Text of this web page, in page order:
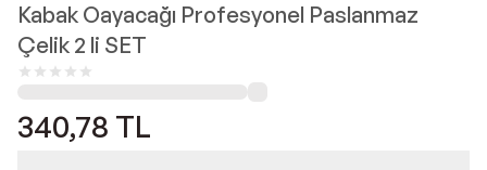
Kabak Oayacağı Profesyonel Paslanmaz
Çelik 2 li SET
340,78 TL